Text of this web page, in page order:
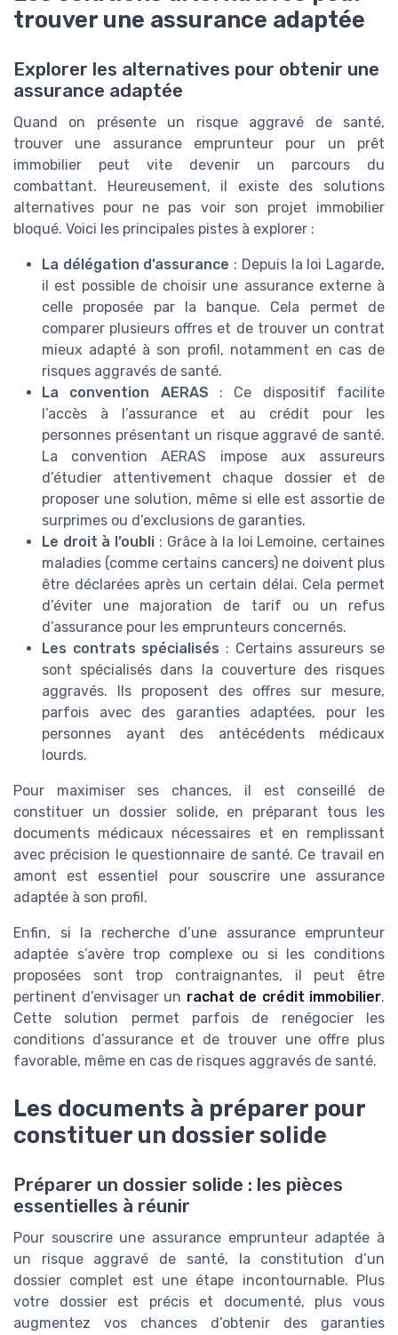
trouver une assurance adaptée
Explorer les alternatives pour obtenir une
assurance adaptée
Quand on présente un risque aggravé de santé,
trouver une assurance emprunteur pour un prêt
immobilier peut vite devenir un parcours du
combattant. Heureusement, il existe des solutions
alternatives pour ne pas voir son projet immobilier
bloqué. Voici les principales pistes à explorer :
La délégation d’assurance : Depuis la loi Lagarde,
il est possible de choisir une assurance externe à
celle proposée par la banque. Cela permet de
comparer plusieurs offres et de trouver un contrat
mieux adapté à son profil, notamment en cas de
risques aggravés de santé.
La convention AERAS : Ce dispositif facilite
l’accès à l’assurance et au crédit pour les
personnes présentant un risque aggravé de santé.
La convention AERAS impose aux assureurs
d’étudier attentivement chaque dossier et de
proposer une solution, même si elle est assortie de
surprimes ou d’exclusions de garanties.
Le droit à l’oubli : Grâce à la loi Lemoine, certaines
maladies (comme certains cancers) ne doivent plus
être déclarées après un certain délai. Cela permet
d’éviter une majoration de tarif ou un refus
d’assurance pour les emprunteurs concernés.
Les contrats spécialisés : Certains assureurs se
sont spécialisés dans la couverture des risques
aggravés. Ils proposent des offres sur mesure,
parfois avec des garanties adaptées, pour les
personnes ayant des antécédents médicaux
lourds.
Pour maximiser ses chances, il est conseillé de
constituer un dossier solide, en préparant tous les
documents médicaux nécessaires et en remplissant
avec précision le questionnaire de santé. Ce travail en
amont est essentiel pour souscrire une assurance
adaptée à son profil.
Enfin, si la recherche d’une assurance emprunteur
adaptée s’avère trop complexe ou si les conditions
proposées sont trop contraignantes, il peut être
pertinent d’envisager un rachat de crédit immobilier.
Cette solution permet parfois de renégocier les
conditions d’assurance et de trouver une offre plus
favorable, même en cas de risques aggravés de santé.
Les documents à préparer pour
constituer un dossier solide
Préparer un dossier solide : les pièces
essentielles à réunir
Pour souscrire une assurance emprunteur adaptée à
un risque aggravé de santé, la constitution d’un
dossier complet est une étape incontournable. Plus
votre dossier est précis et documenté, plus vous
augmentez vos chances d’obtenir des garanties